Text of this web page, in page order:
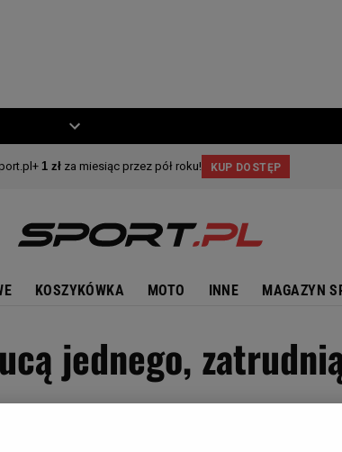
KOSZYKÓWKA MOTO INNE MAGAZYN
jednego,